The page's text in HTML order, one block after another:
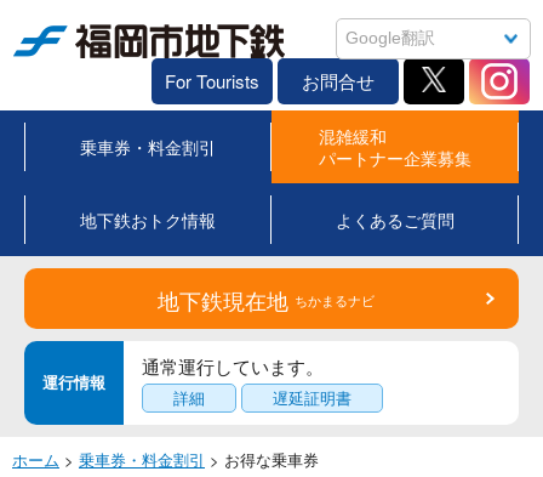
For Tourists お問合せ
乗車券・料金割引
混雑緩和
パートナー企業募集
地下鉄おトク情報 よくあるご質問
地下鉄現在地 ちかまるナビ
運行情報
通常運行しています。
詳細 遅延証明書
ホーム > 乗車券・料金割引 > お得な乗車券